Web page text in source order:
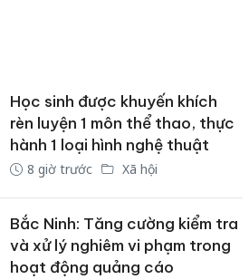
Học sinh được khuyến khích
rèn luyện 1 môn thể thao, thực
hành 1 loại hình nghệ thuật
8 giờ trước Xã hội
Bắc Ninh: Tăng cường kiểm tra
và xử lý nghiêm vi phạm trong
hoạt động quảng cáo